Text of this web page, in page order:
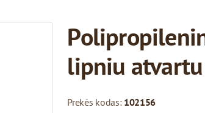
lipniu atvartu
Prekės kodas: 102156